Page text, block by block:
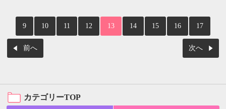
前へ
9 10 11 12 13 14 15 16 17
次へ
カテゴリーTOP